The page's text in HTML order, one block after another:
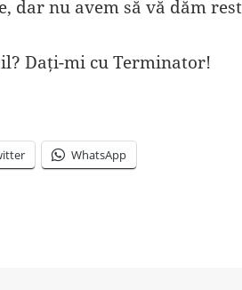
dar nu avem să vă dăm
Dați-mi cu Terminator!
WhatsApp